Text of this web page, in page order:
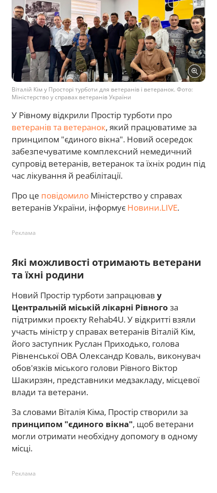
Віталій Кім у Просторі турботи для ветеранів і ветеранок. Фото:
Міністерство у справах ветеранів України
У Рівному відкрили Простір турботи про
ветеранів та ветеранок, який працюватиме за
принципом "єдиного вікна". Новий осередок
забезпечуватиме комплексний немедичний
супровід ветеранів, ветеранок та їхніх родин під
час лікування й реабілітації.
Про це повідомило Міністерство у справах
ветеранів України, інформує Новини.LIVE.
Реклама
Які можливості отримають ветерани
та їхні родини
Новий Простір турботи запрацював у
Центральній міській лікарні Рівного за
підтримки проєкту Rehab4U. У відкритті взяли
участь міністр у справах ветеранів Віталій Кім,
його заступник Руслан Приходько, голова
Рівненської ОВА Олександр Коваль, виконувач
обов'язків міського голови Рівного Віктор
Шакирзян, представники медзакладу, місцевої
влади та ветерани.
За словами Віталія Кіма, Простір створили за
принципом "єдиного вікна", щоб ветерани
могли отримати необхідну допомогу в одному
місці.
Реклама